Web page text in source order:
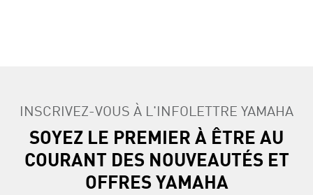
INSCRIVEZ-VOUS À L'INFOLETTRE YAMAHA
SOYEZ LE PREMIER À ÊTRE AU
COURANT DES NOUVEAUTÉS ET
OFFRES YAMAHA